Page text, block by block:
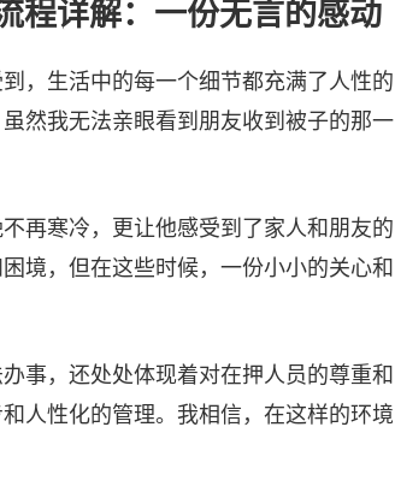
程详解：一份无言的感动
，生活中的每一个细节都充满了人性的
然我无法亲眼看到朋友收到被子的那一
再寒冷，更让他感受到了家人和朋友的
境，但在这些时候，一份小小的关心和
事，还处处体现着对在押人员的尊重和
人性化的管理。我相信，在这样的环境